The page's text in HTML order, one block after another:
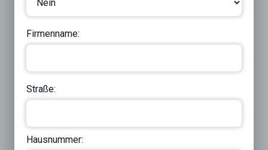
Firmenname:
Straße:
Hausnummer: